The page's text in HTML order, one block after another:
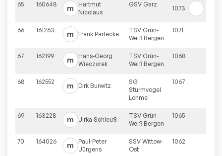
65 160648 m
Hartmut
Nicolaus
GSV Garz
1073
66 161263 m Frank Partecke
TSV Grün-
Weiß Bergen
1071
67 162199 m
Hans-Georg
Wieczorek
TSV Grün-
Weiß Bergen
1068
68 162552 m Dirk Burwitz
SG
Sturmvogel
Lohme
1067
69 163228 m Jirka Schleuß
TSV Grün-
Weiß Bergen
1065
70 164026 m
Paul-Peter
Jürgens
SSV Wittow-
Ost
1062